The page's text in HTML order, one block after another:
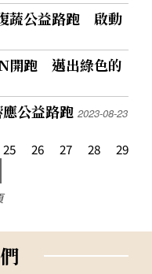
蔬公益路跑 啟動
開跑 邁出綠色的
公益路跑2023-08-23
25 26 27 28
29
們